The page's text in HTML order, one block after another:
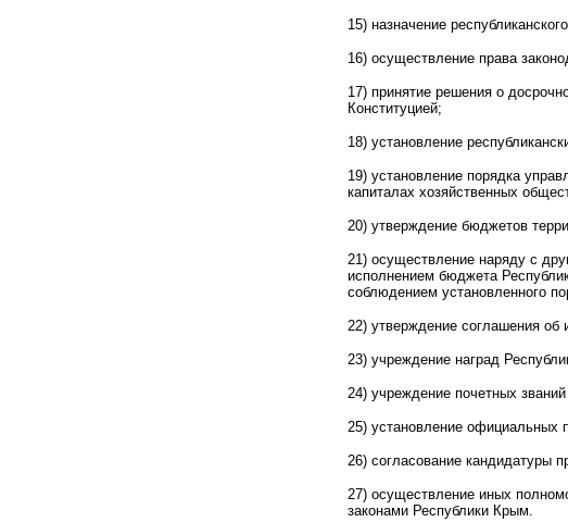
15) назначение
16) осуществление права
17) принятие решения о
Конституцией;
18) установление
19) установление порядка
капиталах хозяйственных
20) утверждение бюджетов
21) осуществление наряду с
исполнением бюджета
соблюдением установленного
22) утверждение соглашения об
23) учреждение наград
24) учреждение почетных
25) установление официальных
26) согласование кандидатуры
27) осуществление иных
законами Республики Крым.